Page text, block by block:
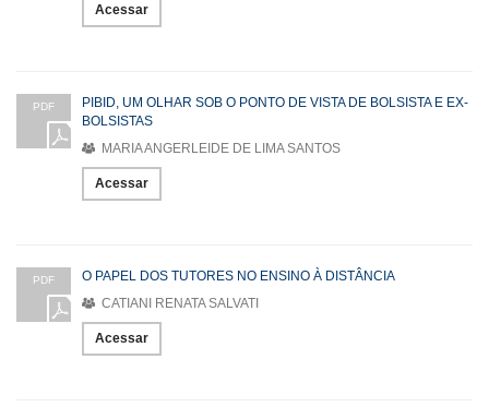
Acessar
PDF
PIBID, UM OLHAR SOB O PONTO DE VISTA DE BOLSISTA E EX-
BOLSISTAS
MARIA ANGERLEIDE DE LIMA SANTOS
Acessar
PDF
O PAPEL DOS TUTORES NO ENSINO À DISTÂNCIA
CATIANI RENATA SALVATI
Acessar